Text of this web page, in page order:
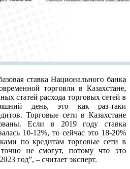
ставка Национального банка
торговли в Казахстане,
статей расхода торговых сетей в
день, это как раз-таки
Торговые сети в Казахстане
Если в 2019 году ставка
10-12%, то сейчас это 18-20%
по кредитам торговые сети в
точно не смогут, потому что это
год”, – считает эксперт.